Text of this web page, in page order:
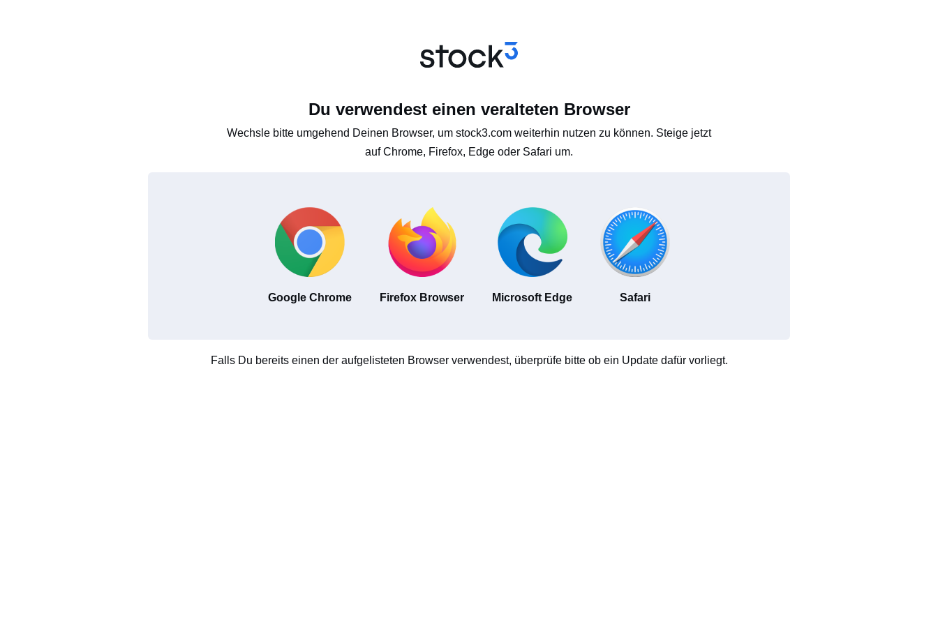
Du verwendest einen veralteten Browser
Wechsle bitte umgehend Deinen Browser, um stock3.com weiterhin nutzen zu können. Steige jetzt
auf Chrome, Firefox, Edge oder Safari um.
Google Chrome Firefox Browser Microsoft Edge Safari
Falls Du bereits einen der aufgelisteten Browser verwendest, überprüfe bitte ob ein Update dafür vorliegt.